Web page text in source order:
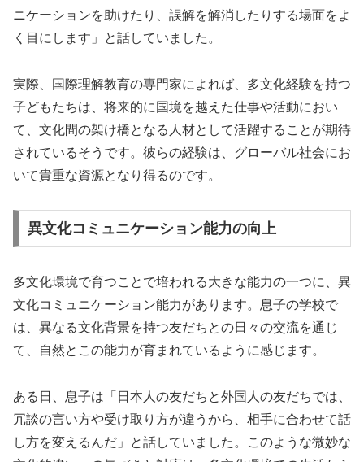
ニケーションを助けたり、誤解を解消したりする場面をよ
く目にします」と話していました。
実際、国際理解教育の専門家によれば、多文化経験を持つ
子どもたちは、将来的に国境を越えた仕事や活動におい
て、文化間の架け橋となる人材として活躍することが期待
されているそうです。彼らの経験は、グローバル社会にお
いて貴重な資源となり得るのです。
異文化コミュニケーション能力の向上
多文化環境で育つことで培われる大きな能力の一つに、異
文化コミュニケーション能力があります。息子の学校で
は、異なる文化背景を持つ友だちとの日々の交流を通じ
て、自然とこの能力が育まれているように感じます。
ある日、息子は「日本人の友だちと外国人の友だちでは、
冗談の言い方や受け取り方が違うから、相手に合わせて話
し方を変えるんだ」と話していました。このような微妙な